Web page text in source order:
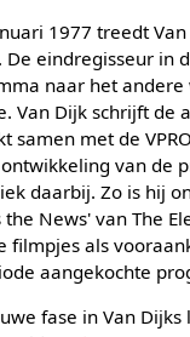
1977 treedt
De eindregisseur in
naar het andere
Van Dijk schrijft de
samen met de
van de
daarbij. Zo is hij
the News' van The
filmpjes als
aangekochte
fase in Van